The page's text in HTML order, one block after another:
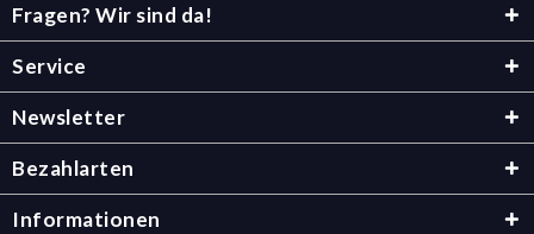
Fragen? Wir sind da!
Service
Newsletter
Bezahlarten
Informationen